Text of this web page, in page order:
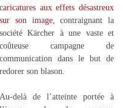
caricatures aux effets désastreux
sur son image,
contraignant la
société Kärcher à une vaste et
coûteuse campagne de
communication dans le but de
redorer son blason.
Au-delà de l’atteinte portée à